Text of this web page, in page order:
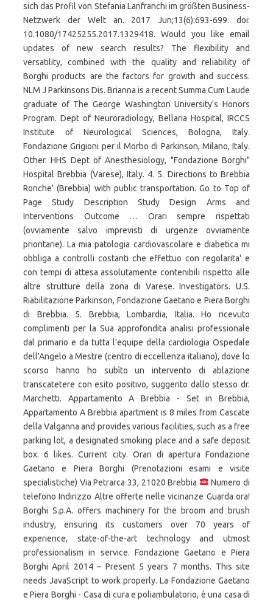
sich das Profil von Stefania Lanfranchi im größten Business-
Netzwerk der Welt an. 2017 Jun;13(6):693-699. doi:
10.1080/17425255.2017.1329418. Would you like email
updates of new search results? The flexibility and
versatility, combined with the quality and reliability of
Borghi products are the factors for growth and success.
NLM J Parkinsons Dis. Brianna is a recent Summa Cum Laude
graduate of The George Washington University's Honors
Program. Dept of Neuroradiology, Bellaria Hospital, IRCCS
Institute of Neurological Sciences, Bologna, Italy.
Fondazione Grigioni per il Morbo di Parkinson, Milano, Italy.
Other. HHS Dept of Anesthesiology, "Fondazione Borghi"
Hospital Brebbia (Varese), Italy. 4. 5. Directions to Brebbia
Ronche' (Brebbia) with public transportation. Go to Top of
Page Study Description Study Design Arms and
Interventions Outcome … Orari sempre rispettati
(ovviamente salvo imprevisti di urgenze ovviamente
prioritarie). La mia patologia cardiovascolare e diabetica mi
obbliga a controlli costanti che effettuo con regolarita' e
con tempi di attesa assolutamente contenibili rispetto alle
altre strutture della zona di Varese. Investigators. U.S.
Riabilitazione Parkinson, Fondazione Gaetano e Piera Borghi
di Brebbia. 5. Brebbia, Lombardia, Italia. Ho ricevuto
complimenti per la Sua approfondita analisi professionale
dal primario e da tutta l'equipe della cardiologia Ospedale
dell'Angelo a Mestre (centro di eccellenza italiano), dove lo
scorso hanno ho subìto un intervento di ablazione
transcatetere con esito positivo, suggerito dallo stesso dr.
Marchetti. Appartamento A Brebbia - Set in Brebbia,
Appartamento A Brebbia apartment is 8 miles from Cascate
della Valganna and provides various facilities, such as a free
parking lot, a designated smoking place and a safe deposit
box. 6 likes. Current city. Orari di apertura Fondazione
Gaetano e Piera Borghi (Prenotazioni esami e visite
specialistiche) Via Petrarca 33, 21020 Brebbia
Numero di
telefono Indirizzo Altre offerte nelle vicinanze Guarda ora!
Borghi S.p.A. offers machinery for the broom and brush
industry, ensuring its customers over 70 years of
experience, state-of-the-art technology and utmost
professionalism in service. Fondazione Gaetano e Piera
Borghi April 2014 – Present 5 years 7 months. This site
needs JavaScript to work properly. La Fondazione Gaetano
e Piera Borghi - Casa di cura e poliambulatorio, è una casa di